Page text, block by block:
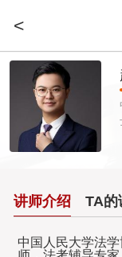
<
讲师介绍 TA的
中国人民大学法